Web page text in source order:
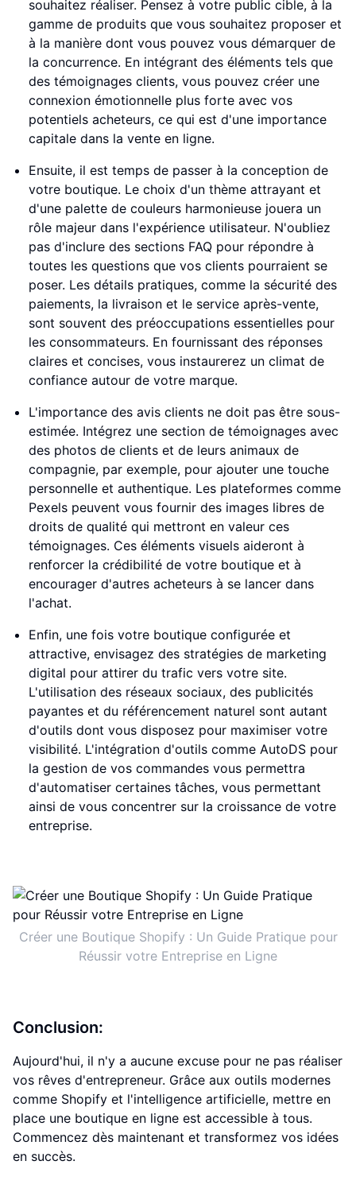
souhaitez réaliser. Pensez à votre public cible, à la
gamme de produits que vous souhaitez proposer et
à la manière dont vous pouvez vous démarquer de
la concurrence. En intégrant des éléments tels que
des témoignages clients, vous pouvez créer une
connexion émotionnelle plus forte avec vos
potentiels acheteurs, ce qui est d'une importance
capitale dans la vente en ligne.
Ensuite, il est temps de passer à la conception de
votre boutique. Le choix d'un thème attrayant et
d'une palette de couleurs harmonieuse jouera un
rôle majeur dans l'expérience utilisateur. N'oubliez
pas d'inclure des sections FAQ pour répondre à
toutes les questions que vos clients pourraient se
poser. Les détails pratiques, comme la sécurité des
paiements, la livraison et le service après-vente,
sont souvent des préoccupations essentielles pour
les consommateurs. En fournissant des réponses
claires et concises, vous instaurerez un climat de
confiance autour de votre marque.
L'importance des avis clients ne doit pas être sous-
estimée. Intégrez une section de témoignages avec
des photos de clients et de leurs animaux de
compagnie, par exemple, pour ajouter une touche
personnelle et authentique. Les plateformes comme
Pexels peuvent vous fournir des images libres de
droits de qualité qui mettront en valeur ces
témoignages. Ces éléments visuels aideront à
renforcer la crédibilité de votre boutique et à
encourager d'autres acheteurs à se lancer dans
l'achat.
Enfin, une fois votre boutique configurée et
attractive, envisagez des stratégies de marketing
digital pour attirer du trafic vers votre site.
L'utilisation des réseaux sociaux, des publicités
payantes et du référencement naturel sont autant
d'outils dont vous disposez pour maximiser votre
visibilité. L'intégration d'outils comme AutoDS pour
la gestion de vos commandes vous permettra
d'automatiser certaines tâches, vous permettant
ainsi de vous concentrer sur la croissance de votre
entreprise.
Créer une Boutique Shopify : Un Guide Pratique pour
Réussir votre Entreprise en Ligne
Conclusion:
Aujourd'hui, il n'y a aucune excuse pour ne pas réaliser
vos rêves d'entrepreneur. Grâce aux outils modernes
comme Shopify et l'intelligence artificielle, mettre en
place une boutique en ligne est accessible à tous.
Commencez dès maintenant et transformez vos idées
en succès.